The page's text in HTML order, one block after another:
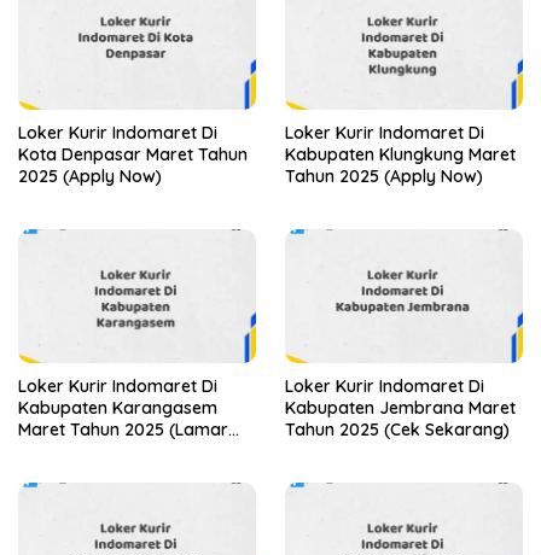
Loker Kurir Indomaret Di
Kota Denpasar Maret Tahun
2025 (Apply Now)
Loker Kurir Indomaret Di
Kabupaten Klungkung Maret
Tahun 2025 (Apply Now)
Loker Kurir Indomaret Di
Kabupaten Karangasem
Maret Tahun 2025 (Lamar
Loker Kurir Indomaret Di
Kabupaten Jembrana Maret
Tahun 2025 (Cek Sekarang)